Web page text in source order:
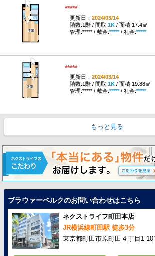
*****
更新日： 2024/03/14
階数:1階 / 間取:1K/ 面積:17.4㎡
管理:***** / 敷金:*****/ 礼金:*****
*****
更新日： 2024/03/14
階数:1階 / 間取:1K/ 面積:19.88㎡
管理:***** / 敷金:*****/ 礼金:*****
もっと見る
ブラウァーベルクのお問い合わせはこちら
ネクストライフ町田本店
JR横浜線町田駅 徒歩3分
東京都町田市原町田４丁目1-